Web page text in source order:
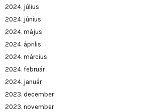
2024. július
2024. június
2024. május
2024. április
2024. március
2024. február
2024. január
2023. december
2023. november